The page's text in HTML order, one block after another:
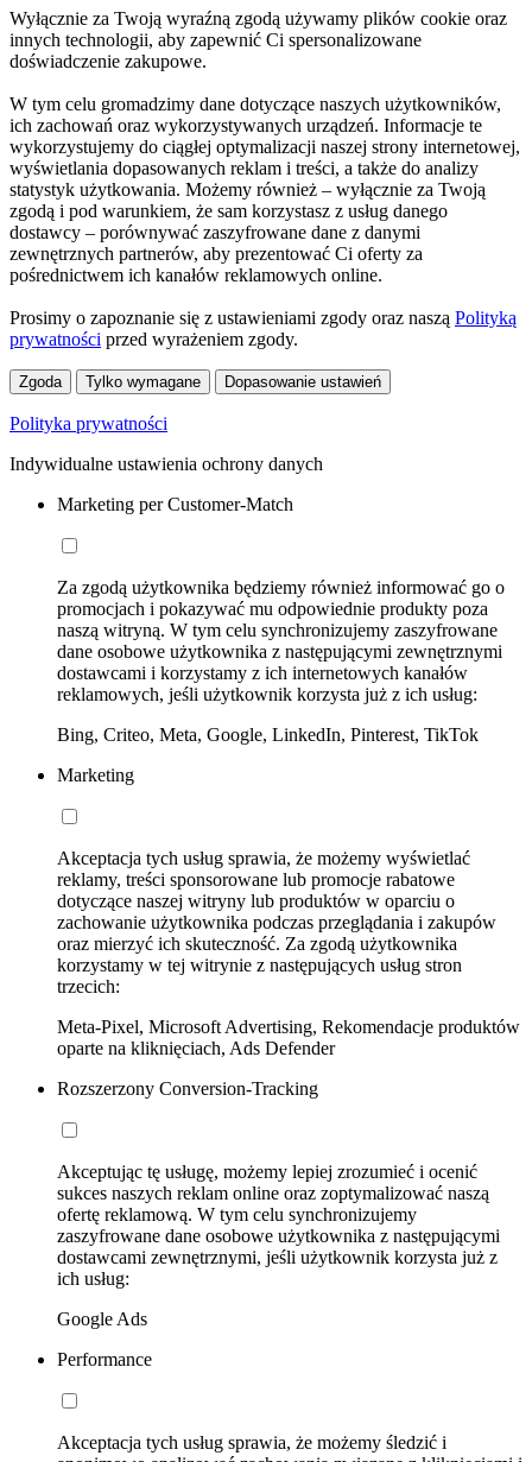
Wyłącznie za Twoją wyraźną zgodą używamy plików cookie oraz
innych technologii, aby zapewnić Ci spersonalizowane
doświadczenie zakupowe.
W tym celu gromadzimy dane dotyczące naszych użytkowników,
ich zachowań oraz wykorzystywanych urządzeń. Informacje te
wykorzystujemy do ciągłej optymalizacji naszej strony internetowej,
wyświetlania dopasowanych reklam i treści, a także do analizy
statystyk użytkowania. Możemy również – wyłącznie za Twoją
zgodą i pod warunkiem, że sam korzystasz z usług danego
dostawcy – porównywać zaszyfrowane dane z danymi
zewnętrznych partnerów, aby prezentować Ci oferty za
pośrednictwem ich kanałów reklamowych online.
Prosimy o zapoznanie się z ustawieniami zgody oraz naszą Polityką
prywatności przed wyrażeniem zgody.
Zgoda Tylko wymagane Dopasowanie ustawień
Polityka prywatności
Indywidualne ustawienia ochrony danych
Marketing per Customer-Match
Za zgodą użytkownika będziemy również informować go o
promocjach i pokazywać mu odpowiednie produkty poza
naszą witryną. W tym celu synchronizujemy zaszyfrowane
dane osobowe użytkownika z następującymi zewnętrznymi
dostawcami i korzystamy z ich internetowych kanałów
reklamowych, jeśli użytkownik korzysta już z ich usług:
Bing, Criteo, Meta, Google, LinkedIn, Pinterest, TikTok
Marketing
Akceptacja tych usług sprawia, że możemy wyświetlać
reklamy, treści sponsorowane lub promocje rabatowe
dotyczące naszej witryny lub produktów w oparciu o
zachowanie użytkownika podczas przeglądania i zakupów
oraz mierzyć ich skuteczność. Za zgodą użytkownika
korzystamy w tej witrynie z następujących usług stron
trzecich:
Meta-Pixel, Microsoft Advertising, Rekomendacje produktów
oparte na kliknięciach, Ads Defender
Rozszerzony Conversion-Tracking
Akceptując tę usługę, możemy lepiej zrozumieć i ocenić
sukces naszych reklam online oraz zoptymalizować naszą
ofertę reklamową. W tym celu synchronizujemy
zaszyfrowane dane osobowe użytkownika z następującymi
dostawcami zewnętrznymi, jeśli użytkownik korzysta już z
ich usług:
Google Ads
Performance
Akceptacja tych usług sprawia, że możemy śledzić i